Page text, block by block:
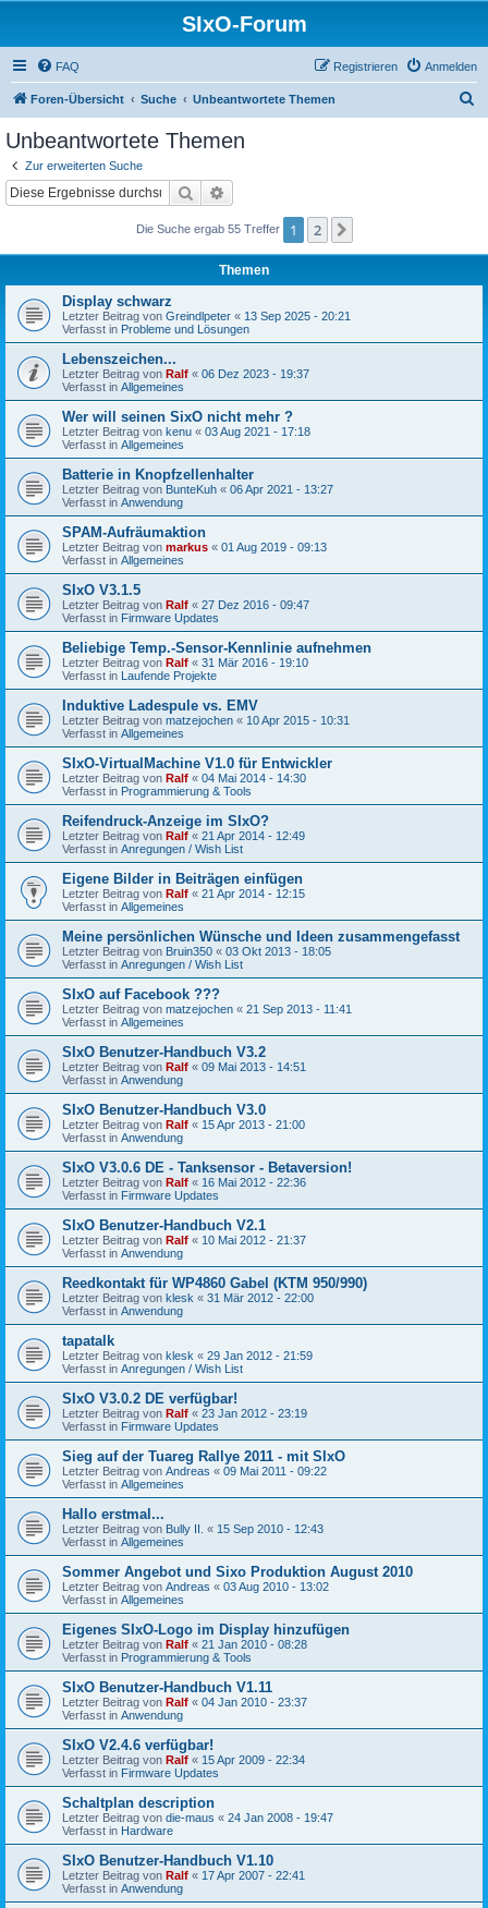
SIxO-Forum
FAQ Anmelden
Registrieren
Foren-Übersicht Suche Unbeantwortete Themen
Unbeantwortete Themen
Zur erweiterten Suche
Suche
Die Suche ergab 55 Treffer 1 2
Themen
Display schwarz
Letzter Beitrag von Greindlpeter « 13 Sep 2025 - 20:21
Verfasst in Probleme und Lösungen
Lebenszeichen...
Letzter Beitrag von Ralf « 06 Dez 2023 - 19:37
Verfasst in Allgemeines
Wer will seinen SixO nicht mehr ?
Letzter Beitrag von kenu « 03 Aug 2021 - 17:18
Verfasst in Allgemeines
Batterie in Knopfzellenhalter
Letzter Beitrag von BunteKuh « 06 Apr 2021 - 13:27
Verfasst in Anwendung
SPAM-Aufräumaktion
Letzter Beitrag von markus « 01 Aug 2019 - 09:13
Verfasst in Allgemeines
SIxO V3.1.5
Letzter Beitrag von Ralf « 27 Dez 2016 - 09:47
Verfasst in Firmware Updates
Beliebige Temp.-Sensor-Kennlinie aufnehmen
Letzter Beitrag von Ralf « 31 Mär 2016 - 19:10
Verfasst in Laufende Projekte
Induktive Ladespule vs. EMV
Letzter Beitrag von matzejochen « 10 Apr 2015 - 10:31
Verfasst in Allgemeines
SIxO-VirtualMachine V1.0 für Entwickler
Letzter Beitrag von Ralf « 04 Mai 2014 - 14:30
Verfasst in Programmierung & Tools
Reifendruck-Anzeige im SIxO?
Letzter Beitrag von Ralf « 21 Apr 2014 - 12:49
Verfasst in Anregungen / Wish List
Eigene Bilder in Beiträgen einfügen
Letzter Beitrag von Ralf « 21 Apr 2014 - 12:15
Verfasst in Allgemeines
Meine persönlichen Wünsche und Ideen zusammengefasst
Letzter Beitrag von Bruin350 « 03 Okt 2013 - 18:05
Verfasst in Anregungen / Wish List
SIxO auf Facebook ???
Letzter Beitrag von matzejochen « 21 Sep 2013 - 11:41
Verfasst in Allgemeines
SIxO Benutzer-Handbuch V3.2
Letzter Beitrag von Ralf « 09 Mai 2013 - 14:51
Verfasst in Anwendung
SIxO Benutzer-Handbuch V3.0
Letzter Beitrag von Ralf « 15 Apr 2013 - 21:00
Verfasst in Anwendung
SIxO V3.0.6 DE - Tanksensor - Betaversion!
Letzter Beitrag von Ralf « 16 Mai 2012 - 22:36
Verfasst in Firmware Updates
SIxO Benutzer-Handbuch V2.1
Letzter Beitrag von Ralf « 10 Mai 2012 - 21:37
Verfasst in Anwendung
Reedkontakt für WP4860 Gabel (KTM 950/990)
Letzter Beitrag von klesk « 31 Mär 2012 - 22:00
Verfasst in Anwendung
tapatalk
Letzter Beitrag von klesk « 29 Jan 2012 - 21:59
Verfasst in Anregungen / Wish List
SIxO V3.0.2 DE verfügbar!
Letzter Beitrag von Ralf « 23 Jan 2012 - 23:19
Verfasst in Firmware Updates
Sieg auf der Tuareg Rallye 2011 - mit SIxO
Letzter Beitrag von Andreas « 09 Mai 2011 - 09:22
Verfasst in Allgemeines
Hallo erstmal...
Letzter Beitrag von Bully II. « 15 Sep 2010 - 12:43
Verfasst in Allgemeines
Sommer Angebot und Sixo Produktion August 2010
Letzter Beitrag von Andreas « 03 Aug 2010 - 13:02
Verfasst in Allgemeines
Eigenes SIxO-Logo im Display hinzufügen
Letzter Beitrag von Ralf « 21 Jan 2010 - 08:28
Verfasst in Programmierung & Tools
SIxO Benutzer-Handbuch V1.11
Letzter Beitrag von Ralf « 04 Jan 2010 - 23:37
Verfasst in Anwendung
SIxO V2.4.6 verfügbar!
Letzter Beitrag von Ralf « 15 Apr 2009 - 22:34
Verfasst in Firmware Updates
Schaltplan description
Letzter Beitrag von die-maus « 24 Jan 2008 - 19:47
Verfasst in Hardware
SIxO Benutzer-Handbuch V1.10
Letzter Beitrag von Ralf « 17 Apr 2007 - 22:41
Verfasst in Anwendung